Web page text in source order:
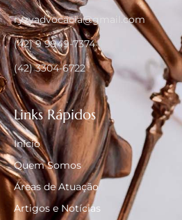
ryzyadvocacia@gmail.com
(42) 9 9949-7374
(42) 3304-6722
Links Rápidos
Início
Quem Somos
Áreas de Atuação
Artigos e Notícias